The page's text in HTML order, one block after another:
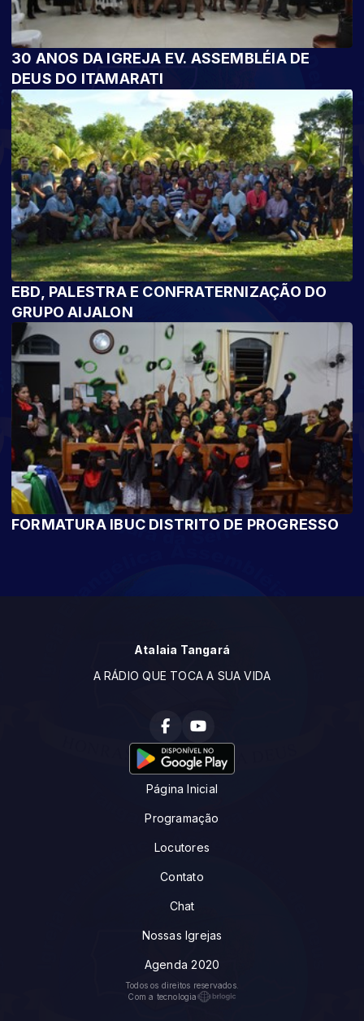
30 ANOS DA IGREJA EV. ASSEMBLÉIA DE
DEUS DO ITAMARATI
EBD, PALESTRA E CONFRATERNIZAÇÃO DO
GRUPO AIJALON
FORMATURA IBUC DISTRITO DE PROGRESSO
Atalaia Tangará
A RÁDIO QUE TOCA A SUA VIDA
Página Inicial
Programação
Locutores
Contato
Chat
Nossas Igrejas
Agenda 2020
Todos os direitos reservados.
Com a tecnologia